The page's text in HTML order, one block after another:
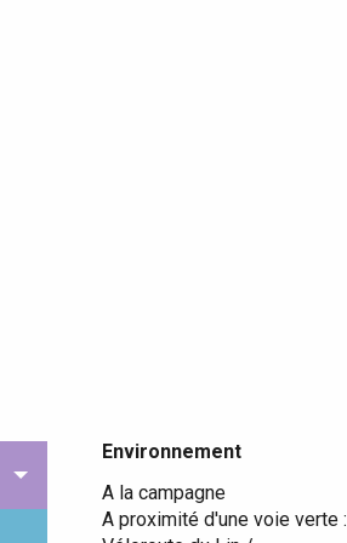
Environnement
Environnement
A la campagne
A proximité d'une voie verte :